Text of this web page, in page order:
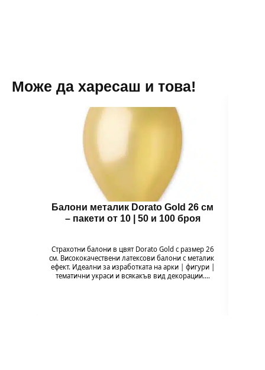
Може да харесаш и това!
Балони металик Dorato Gold 26 см
– пакети от 10 | 50 и 100 броя
Страхотни балони в цвят Dorato Gold с размер 26
см. Висококачествени латексови балони с металик
ефект. Идеални за изработката на арки | фигури |
тематични украси и всякакъв вид декорации.…